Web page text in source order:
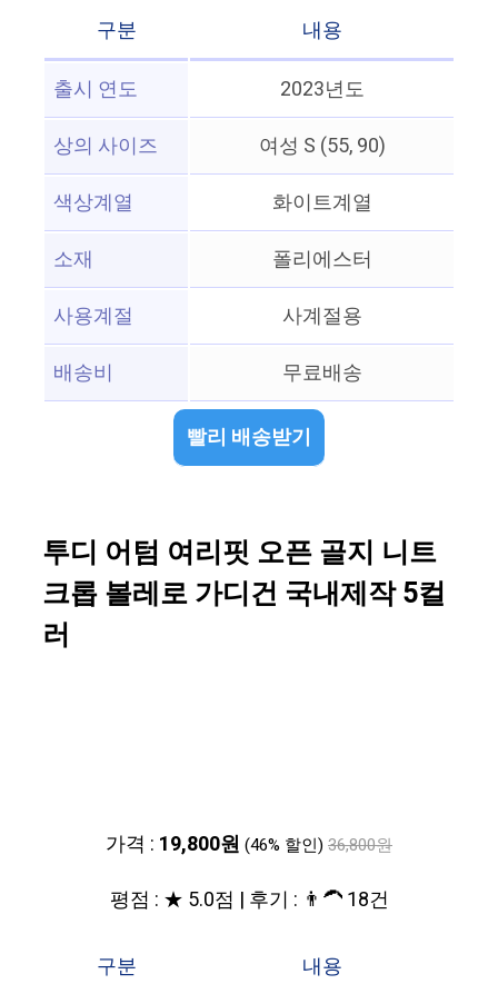
구분
내용
출시 연도
2023년도
상의 사이즈
여성 S (55, 90)
색상계열
화이트계열
소재
폴리에스터
사용계절
사계절용
배송비
무료배송
빨리 배송받기
투디 어텀 여리핏 오픈 골지 니트
크롭 볼레로 가디건 국내제작 5컬
러
가격 : 19,800원 (46% 할인) 36,800원
평점 : ★ 5.0점 | 후기 : 👨‍🦱 18건
구분
내용